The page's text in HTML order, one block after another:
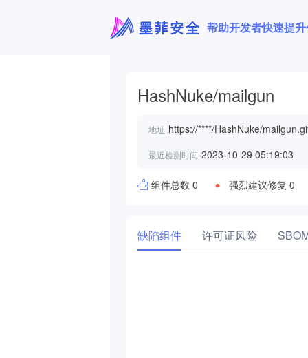
帮助开发者快速提
HashNuke/mailgun
地址 https://****/HashNuke/
最近检测时间 2023-10-29 05:19:03
组件总数 0 强烈建议修复 0
缺陷组件 许可证风险